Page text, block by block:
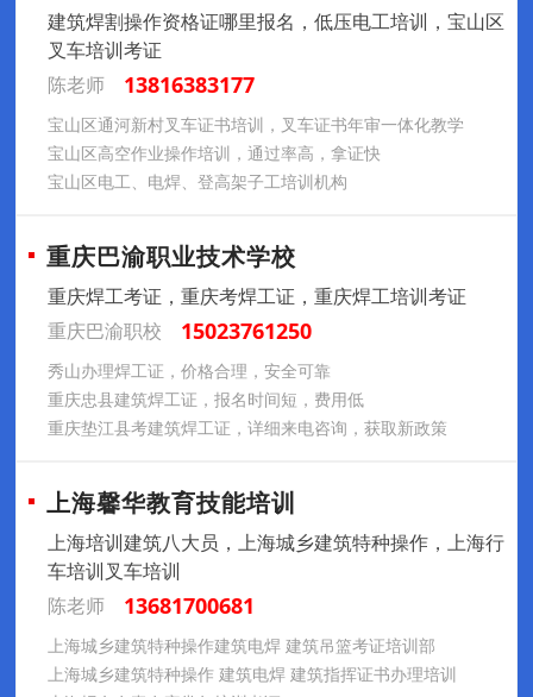
建筑焊割操作资格证哪里报名，低压电工培训，宝山区
叉车培训考证
陈老师
13816383177
宝山区通河新村叉车证书培训，叉车证书年审一体化教学
宝山区高空作业操作培训，通过率高，拿证快
宝山区电工、电焊、登高架子工培训机构
重庆巴渝职业技术学校
重庆焊工考证，重庆考焊工证，重庆焊工培训考证
重庆巴渝职校
15023761250
秀山办理焊工证，价格合理，安全可靠
重庆忠县建筑焊工证，报名时间短，费用低
重庆垫江县考建筑焊工证，详细来电咨询，获取新政策
上海馨华教育技能培训
上海培训建筑八大员，上海城乡建筑特种操作，上海行
车培训叉车培训
陈老师
13681700681
上海城乡建筑特种操作建筑电焊 建筑吊篮考证培训部
上海城乡建筑特种操作 建筑电焊 建筑指挥证书办理培训